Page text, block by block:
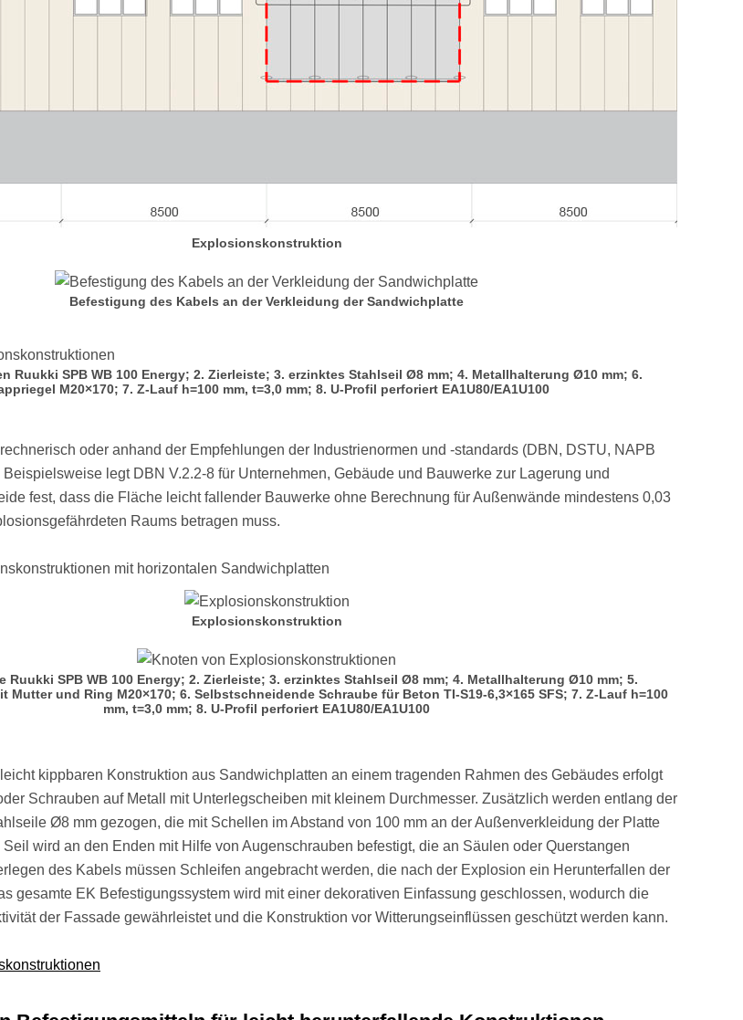
Explosionskonstruktion
Befestigung des Kabels an der Verkleidung der Sandwichplatte
Ruukki SPB WB 100 Energy; 2. Zierleiste; 3. erzinktes Stahlseil Ø8 mm; 4. Metallhalterung Ø10 mm; 6.
М20×170; 7. Z-Lauf h=100 mm, t=3,0 mm; 8. U-Profil perforiert EA1U80/EA1U100
oder anhand der Empfehlungen der Industrienormen und -standards (DBN, DSTU, NAPB
Beispielsweise legt DBN V.2.2-8 für Unternehmen, Gebäude und Bauwerke zur Lagerung und
fest, dass die Fläche leicht fallender Bauwerke ohne Berechnung für Außenwände mindestens 0,03
Raums betragen muss.
mit horizontalen Sandwichplatten
Explosionskonstruktion
Ruukki SPB WB 100 Energy; 2. Zierleiste; 3. erzinktes Stahlseil Ø8 mm; 4. Metallhalterung Ø10 mm; 5.
Mutter und Ring М20×170; 6. Selbstschneidende Schraube für Beton TI-S19-6,3×165 SFS; 7. Z-Lauf h=100
mm, t=3,0 mm; 8. U-Profil perforiert EA1U80/EA1U100
kippbaren Konstruktion aus Sandwichplatten an einem tragenden Rahmen des Gebäudes erfolgt
Schrauben auf Metall mit Unterlegscheiben mit kleinem Durchmesser. Zusätzlich werden entlang der
Ø8 mm gezogen, die mit Schellen im Abstand von 100 mm an der Außenverkleidung der Platte
wird an den Enden mit Hilfe von Augenschrauben befestigt, die an Säulen oder Querstangen
des Kabels müssen Schleifen angebracht werden, die nach der Explosion ein Herunterfallen der
gesamte EK Befestigungssystem wird mit einer dekorativen Einfassung geschlossen, wodurch die
der Fassade gewährleistet und die Konstruktion vor Witterungseinflüssen geschützt werden kann.